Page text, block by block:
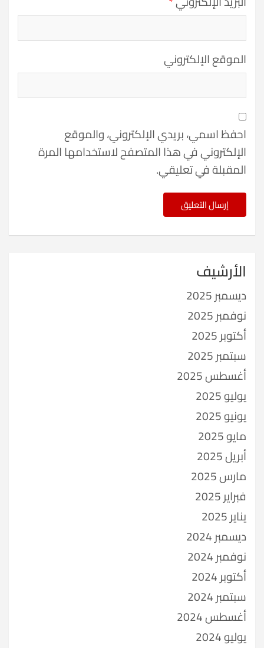
الموقع الإلكتروني
احفظ اسمي، بريدي الإلكتروني، والموقع
الإلكتروني في هذا المتصفح لاستخدامها المرة
المقبلة في تعليقي.
الأرشيف
ديسمبر 2025
نوفمبر 2025
أكتوبر 2025
سبتمبر 2025
أغسطس 2025
يوليو 2025
يونيو 2025
مايو 2025
أبريل 2025
مارس 2025
فبراير 2025
يناير 2025
ديسمبر 2024
نوفمبر 2024
أكتوبر 2024
سبتمبر 2024
أغسطس 2024
يوليو 2024